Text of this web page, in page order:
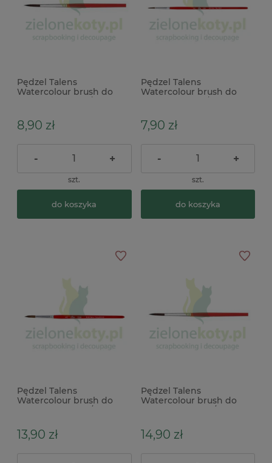
Pędzel Talens
Watercolour brush do
8,90 zł
- +
szt.
do koszyka
Pędzel Talens
Watercolour brush do
7,90 zł
- +
szt.
do koszyka
Pędzel Talens
Watercolour brush do
akwareli 4,8mm / nr 9
13,90 zł
Pędzel Talens
Watercolour brush do
akwareli 5,6mm / nr 10
14,90 zł